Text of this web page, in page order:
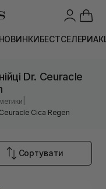
НОВИНКИБЕСТСЕЛЕРИ
Dr. Ceuracle
Ceuracle Cica Regen
Сортувати